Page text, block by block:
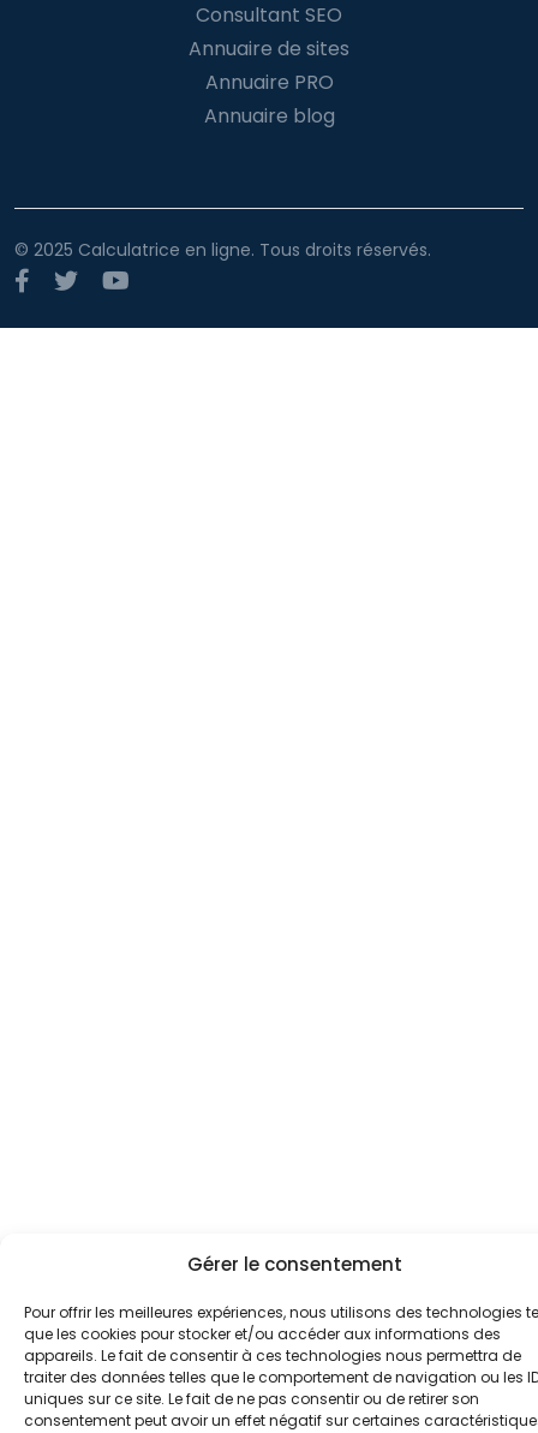
Gérer le consentement
Pour offrir les meilleures expériences, nous utilisons des technologies
que les cookies pour stocker et/ou accéder aux informations des
appareils. Le fait de consentir à ces technologies nous permettra de
traiter des données telles que le comportement de navigation ou les
uniques sur ce site. Le fait de ne pas consentir ou de retirer son
consentement peut avoir un effet négatif sur certaines
Consultant SEO
Annuaire de sites
Annuaire PRO
Annuaire blog
© 2025 Calculatrice en ligne. Tous droits réservés.